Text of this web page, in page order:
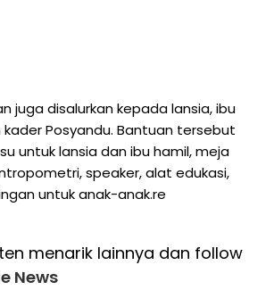
juga disalurkan kepada lansia, ibu
Posyandu. Bantuan tersebut
untuk lansia dan ibu hamil, meja
speaker, alat edukasi,
untuk anak-anak.re
menarik lainnya dan follow
News